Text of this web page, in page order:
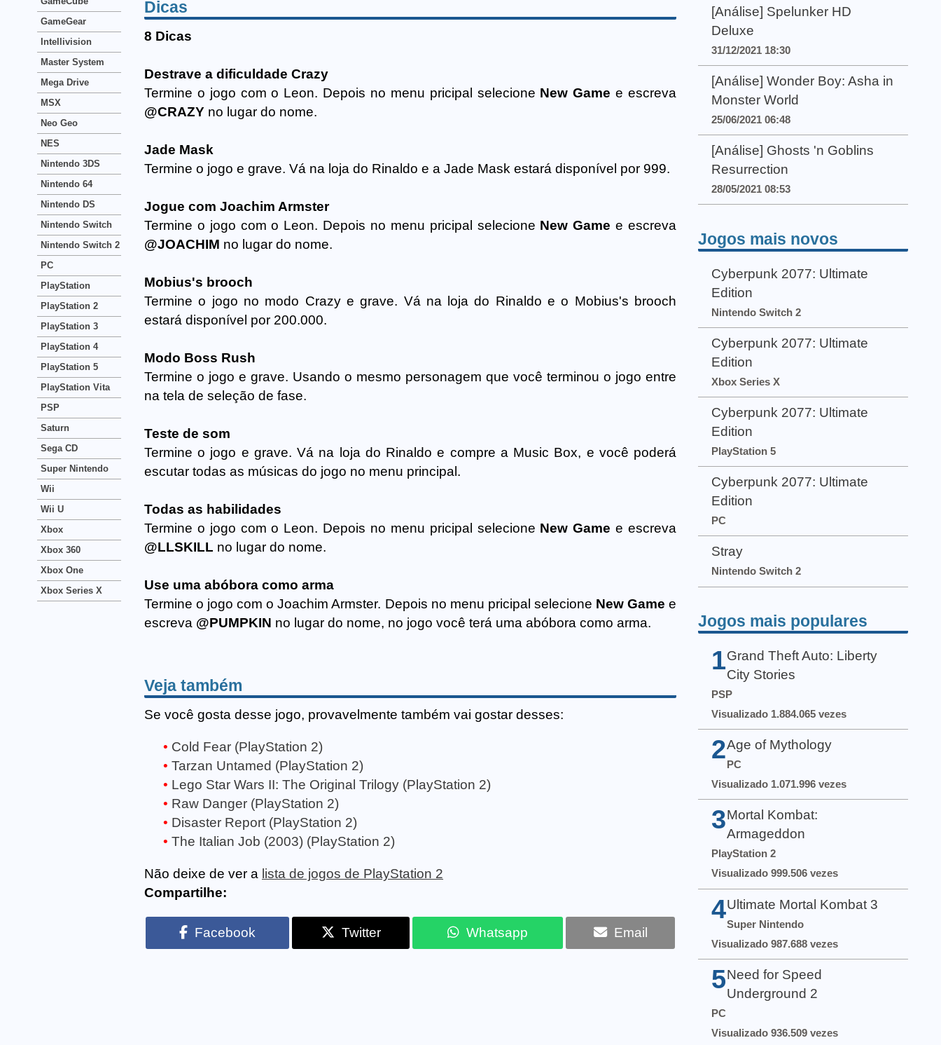
Dicas
8 Dicas
Destrave a dificuldade Crazy
Termine o jogo com o Leon. Depois no menu pricipal selecione New Game e escreva
@CRAZY no lugar do nome.
Jade Mask
Termine o jogo e grave. Vá na loja do Rinaldo e a Jade Mask estará disponível por 999.
Jogue com Joachim Armster
Termine o jogo com o Leon. Depois no menu pricipal selecione New Game e escreva
@JOACHIM no lugar do nome.
Mobius's brooch
Termine o jogo no modo Crazy e grave. Vá na loja do Rinaldo e o Mobius's brooch
estará disponível por 200.000.
Modo Boss Rush
Termine o jogo e grave. Usando o mesmo personagem que você terminou o jogo entre
na tela de seleção de fase.
Teste de som
Termine o jogo e grave. Vá na loja do Rinaldo e compre a Music Box, e você poderá
escutar todas as músicas do jogo no menu principal.
Todas as habilidades
Termine o jogo com o Leon. Depois no menu pricipal selecione New Game e escreva
@LLSKILL no lugar do nome.
Use uma abóbora como arma
Termine o jogo com o Joachim Armster. Depois no menu pricipal selecione New Game e
escreva @PUMPKIN no lugar do nome, no jogo você terá uma abóbora como arma.
Veja também
Se você gosta desse jogo, provavelmente também vai gostar desses:
Cold Fear (PlayStation 2)
Tarzan Untamed (PlayStation 2)
Lego Star Wars II: The Original Trilogy (PlayStation 2)
Raw Danger (PlayStation 2)
Disaster Report (PlayStation 2)
The Italian Job (2003) (PlayStation 2)
Não deixe de ver a lista de jogos de PlayStation 2
Compartilhe:
Facebook Twitter Whatsapp Email
GameGear
Intellivision
Master System
Mega Drive
MSX
Neo Geo
NES
Nintendo 3DS
Nintendo 64
Nintendo DS
Nintendo Switch
Nintendo Switch 2
PC
PlayStation
PlayStation 2
PlayStation 3
PlayStation 4
PlayStation 5
PlayStation Vita
PSP
Saturn
Sega CD
Super Nintendo
Wii
Wii U
Xbox
Xbox 360
Xbox One
Xbox Series X
[Análise] Spelunker HD
Deluxe
31/12/2021 18:30
[Análise] Wonder Boy: Asha in
Monster World
25/06/2021 06:48
[Análise] Ghosts 'n Goblins
Resurrection
28/05/2021 08:53
Jogos mais novos
Cyberpunk 2077: Ultimate
Edition
Nintendo Switch 2
Cyberpunk 2077: Ultimate
Edition
Xbox Series X
Cyberpunk 2077: Ultimate
Edition
PlayStation 5
Cyberpunk 2077: Ultimate
Edition
PC
Stray
Nintendo Switch 2
Jogos mais populares
1 Grand Theft Auto: Liberty
City Stories
PSP
Visualizado 1.884.065 vezes
2Age of Mythology
PC
Visualizado 1.071.996 vezes
3 Mortal Kombat:
Armageddon
PlayStation 2
Visualizado 999.506 vezes
4 Ultimate Mortal Kombat 3
Super Nintendo
Visualizado 987.688 vezes
5 Need for Speed
Underground 2
PC
Visualizado 936.509 vezes